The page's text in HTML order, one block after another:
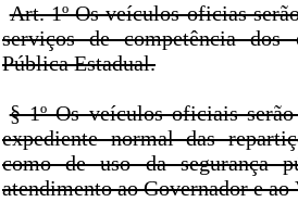
Art. 1º Os veículos oficias
serviços de competência dos
Pública Estadual.
§ 1º Os veículos oficiais
expediente normal das
como de uso da segurança
atendimento ao Governador e